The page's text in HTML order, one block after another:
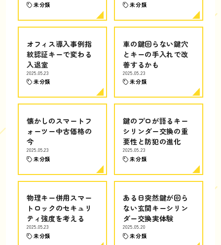
未分類 未分類
オフィス導入事例指
紋認証キーで変わる
入退室
2025.05.23
未分類
車の鍵回らない鍵穴
とキーの手入れで改
善するかも
2025.05.23
未分類
懐かしのスマートフ
ォーツー中古価格の
今
2025.05.23
未分類
鍵のプロが語るキー
シリンダー交換の重
要性と防犯の進化
2025.05.23
未分類
物理キー併用スマー
トロックのセキュリ
ティ強度を考える
2025.05.23
未分類
ある日突然鍵が回ら
ない玄関キーシリン
ダー交換実体験
2025.05.20
未分類